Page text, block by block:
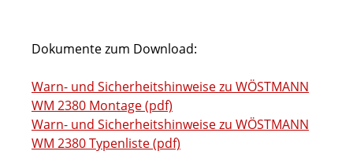
Dokumente zum Download:
Warn- und Sicherheitshinweise zu WÖSTMANN
WM 2380 Montage (pdf)
Warn- und Sicherheitshinweise zu WÖSTMANN
WM 2380 Typenliste (pdf)